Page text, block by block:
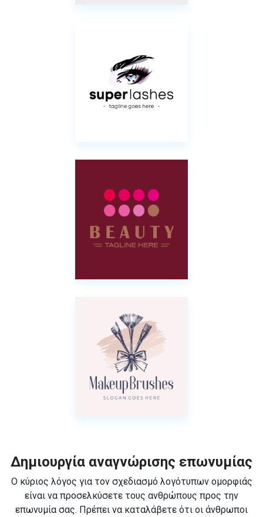
Δημιουργία αναγνώρισης επωνυμίας
Ο κύριος λόγος για τον σχεδιασμό λογότυπων ομορφιάς
είναι να προσελκύσετε τους ανθρώπους προς την
επωνυμία σας. Πρέπει να καταλάβετε ότι οι άνθρωποι